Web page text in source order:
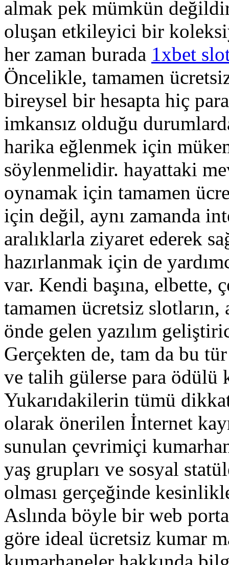
almak pek mümkün
oluşan etkileyici bir
her zaman burada 1xbet
Öncelikle, tamamen
bireysel bir hesapta hiç
imkansız olduğu
harika eğlenmek için
söylenmelidir. hayattaki
oynamak için tamamen
için değil, aynı zamanda
aralıklarla ziyaret ederek
hazırlanmak için de
var. Kendi başına, elbette,
tamamen ücretsiz
önde gelen yazılım
Gerçekten de, tam da bu
ve talih gülerse para ödülü
Yukarıdakilerin tümü
olarak önerilen İnternet
sunulan çevrimiçi
yaş grupları ve sosyal
olması gerçeğinde
Aslında böyle bir web
göre ideal ücretsiz kumar